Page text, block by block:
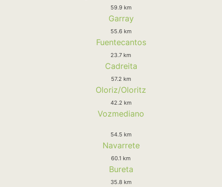
59.9 km
Garray
55.6 km
Fuentecantos
23.7 km
Cadreita
57.2 km
Oloriz/Oloritz
42.2 km
Vozmediano
54.5 km
Navarrete
60.1 km
Bureta
35.8 km